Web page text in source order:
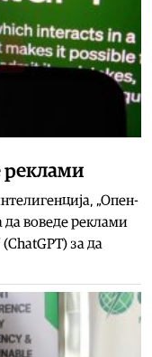
реклами
„Опен-
да воведе реклами
за да